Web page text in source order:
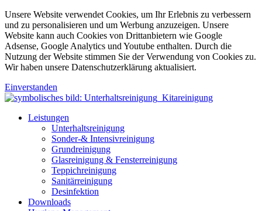
Unsere Website verwendet Cookies, um Ihr Erlebnis zu verbessern
und zu personalisieren und um Werbung anzuzeigen. Unsere
Website kann auch Cookies von Drittanbietern wie Google
Adsense, Google Analytics und Youtube enthalten. Durch die
Nutzung der Website stimmen Sie der Verwendung von Cookies zu.
Wir haben unsere Datenschutzerklärung aktualisiert.
Einverstanden
Leistungen
Unterhaltsreinigung
Sonder-& Intensivreinigung
Grundreinigung
Glasreinigung & Fensterreinigung
Teppichreinigung
Sanitärreinigung
Desinfektion
Downloads